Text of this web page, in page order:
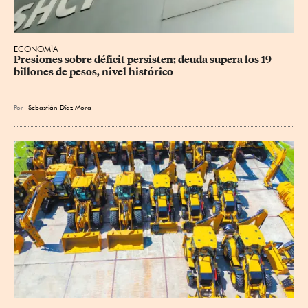
ECONOMÍA
Presiones sobre déficit persisten; deuda supera los 19
billones de pesos, nivel histórico
Por Sebastián Díaz Mora